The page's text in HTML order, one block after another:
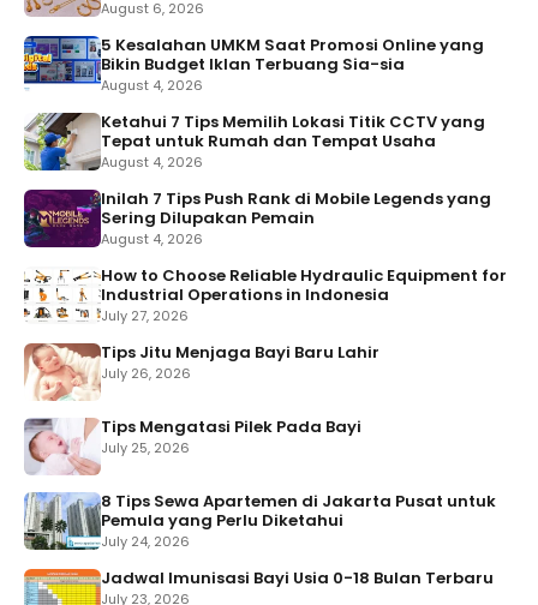
August 6, 2026
5 Kesalahan UMKM Saat Promosi Online yang
Bikin Budget Iklan Terbuang Sia-sia
August 4, 2026
Ketahui 7 Tips Memilih Lokasi Titik CCTV yang
Tepat untuk Rumah dan Tempat Usaha
August 4, 2026
Inilah 7 Tips Push Rank di Mobile Legends yang
Sering Dilupakan Pemain
August 4, 2026
How to Choose Reliable Hydraulic Equipment for
Industrial Operations in Indonesia
July 27, 2026
Tips Jitu Menjaga Bayi Baru Lahir
July 26, 2026
Tips Mengatasi Pilek Pada Bayi
July 25, 2026
8 Tips Sewa Apartemen di Jakarta Pusat untuk
Pemula yang Perlu Diketahui
July 24, 2026
Jadwal Imunisasi Bayi Usia 0-18 Bulan Terbaru
July 23, 2026